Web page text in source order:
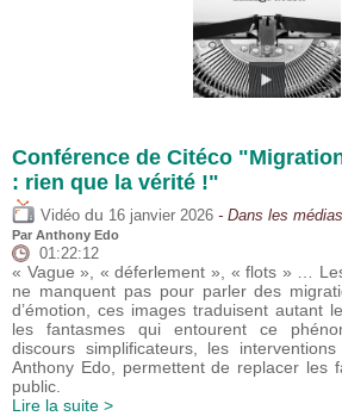
Conférence de Citéco
: rien que la vérité !"
Vidéo du 16 janvier 2026 - Dans les médias
Par Anthony Edo
01:22:12
« Vague », « déferlement », « flots » …
ne manquent pas pour parler des
d’émotion, ces images traduisent autant
les fantasmes qui entourent ce
discours simplificateurs, les
Anthony Edo, permettent de replacer les
public.
Lire la suite >